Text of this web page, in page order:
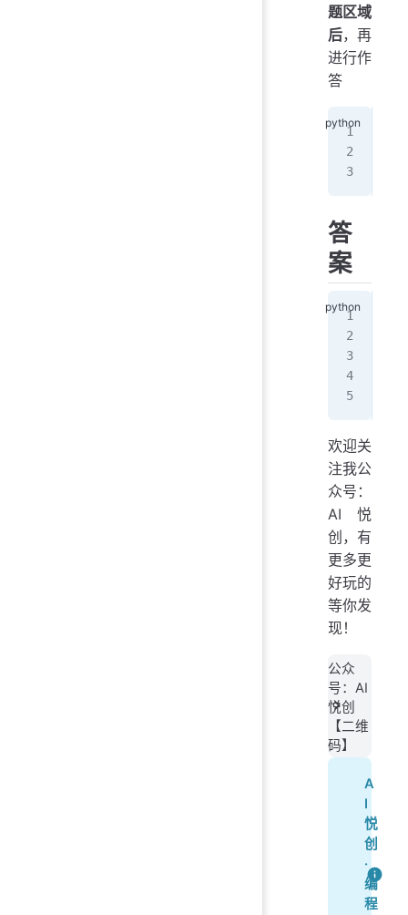
题区域
后，再
进行作
答
答
案
欢迎关
注我公
众号：
AI悦
创，有
更多更
好玩的
等你发
现！
公众
号：AI
悦创
【二维
码】
A
I
悦
创
·
编
程